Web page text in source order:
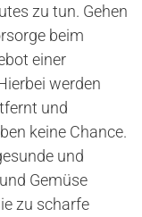
zu tun. Gehen
beim
einer
werden
und
keine Chance.
und
Gemüse
zu scharfe